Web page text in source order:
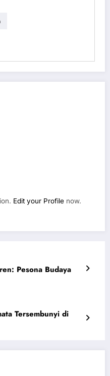
Edit your Profile now.
Pesona Budaya
Tersembunyi di